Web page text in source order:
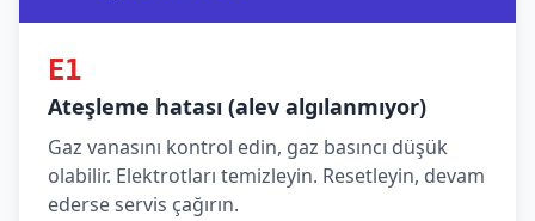
E1
Ateşleme hatası (alev algılanmıyor)
Gaz vanasını kontrol edin, gaz basıncı düşük
olabilir. Elektrotları temizleyin. Resetleyin, devam
ederse servis çağırın.